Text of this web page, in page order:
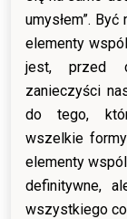
umysłem”.
elementy
jest, przed
zanieczyści
do tego,
wszelkie
elementy
definitywne,
wszystkiego